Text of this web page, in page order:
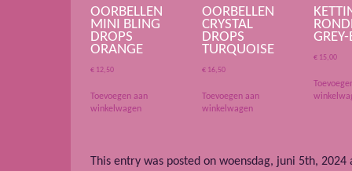
OORBELLEN
MINI BLING
DROPS
ORANGE
€ 12,50
Toevoegen aan
winkelwagen
OORBELLEN
CRYSTAL
DROPS
TURQUOISE
€ 16,50
Toevoegen aan
winkelwagen
€ 15,00
This entry was posted on woensdag, juni 5th,